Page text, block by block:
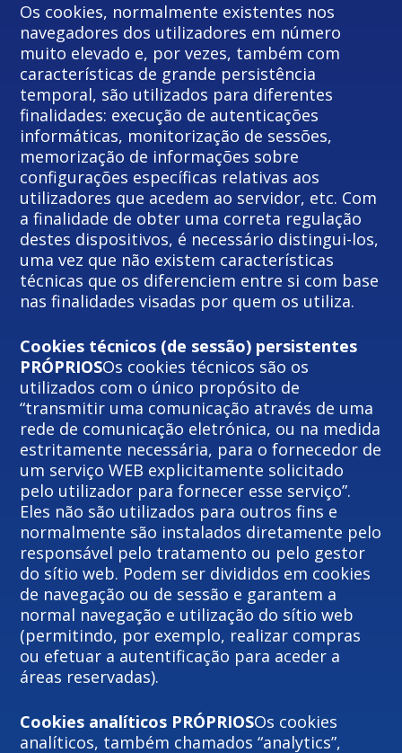
Os cookies, normalmente existentes nos
navegadores dos utilizadores em número
muito elevado e, por vezes, também com
características de grande persistência
temporal, são utilizados para diferentes
finalidades: execução de autenticações
informáticas, monitorização de sessões,
memorização de informações sobre
configurações específicas relativas aos
utilizadores que acedem ao servidor, etc. Com
a finalidade de obter uma correta regulação
destes dispositivos, é necessário distingui-los,
uma vez que não existem características
técnicas que os diferenciem entre si com base
nas finalidades visadas por quem os utiliza.
Cookies técnicos (de sessão) persistentes
PRÓPRIOSOs cookies técnicos são os
utilizados com o único propósito de
“transmitir uma comunicação através de uma
rede de comunicação eletrónica, ou na medida
estritamente necessária, para o fornecedor de
um serviço WEB explicitamente solicitado
pelo utilizador para fornecer esse serviço”.
Eles não são utilizados para outros fins e
normalmente são instalados diretamente pelo
responsável pelo tratamento ou pelo gestor
do sítio web. Podem ser divididos em cookies
de navegação ou de sessão e garantem a
normal navegação e utilização do sítio web
(permitindo, por exemplo, realizar compras
ou efetuar a autentificação para aceder a
áreas reservadas).
Cookies analíticos PRÓPRIOSOs cookies
analíticos, também chamados “analytics”,